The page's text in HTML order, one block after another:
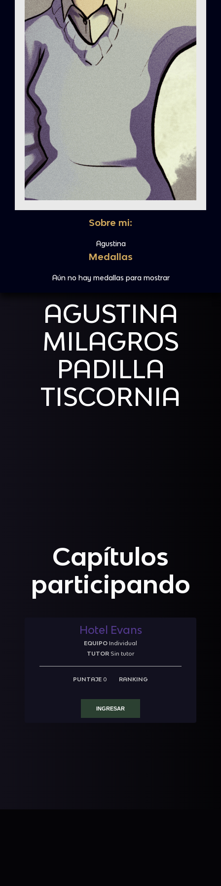
Sobre mi:
Agustina
Medallas
Aún no hay medallas para mostrar
AGUSTINA
MILAGROS
PADILLA
TISCORNIA
Capítulos
participando
Hotel Evans
EQUIPO Individual
TUTOR Sin tutor
PUNTAJE 0 RANKING
INGRESAR